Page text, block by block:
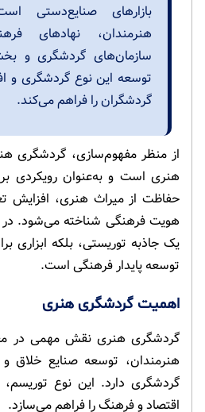
بازارهای صنایع‌دستی
هنرمندان، نهادهای
سازمان‌های گردشگری و
توسعه این نوع گردشگری و
گردشگران را فراهم می‌کند.
از منظر مفهوم‌سازی، گردشگری
هنری است و به‌عنوان رویکردی
حفاظت از میراث هنری، افزایش
هویت فرهنگی شناخته می‌شود. در
یک جاذبه توریستی، بلکه ابزاری
توسعه پایدار فرهنگی است.
اهمیت گردشگری هنری
گردشگری هنری نقش مهمی در
هنرمندان، توسعه صنایع خلاق
گردشگری دارد. این نوع
اقتصاد و فرهنگ را فراهم می‌سازد.